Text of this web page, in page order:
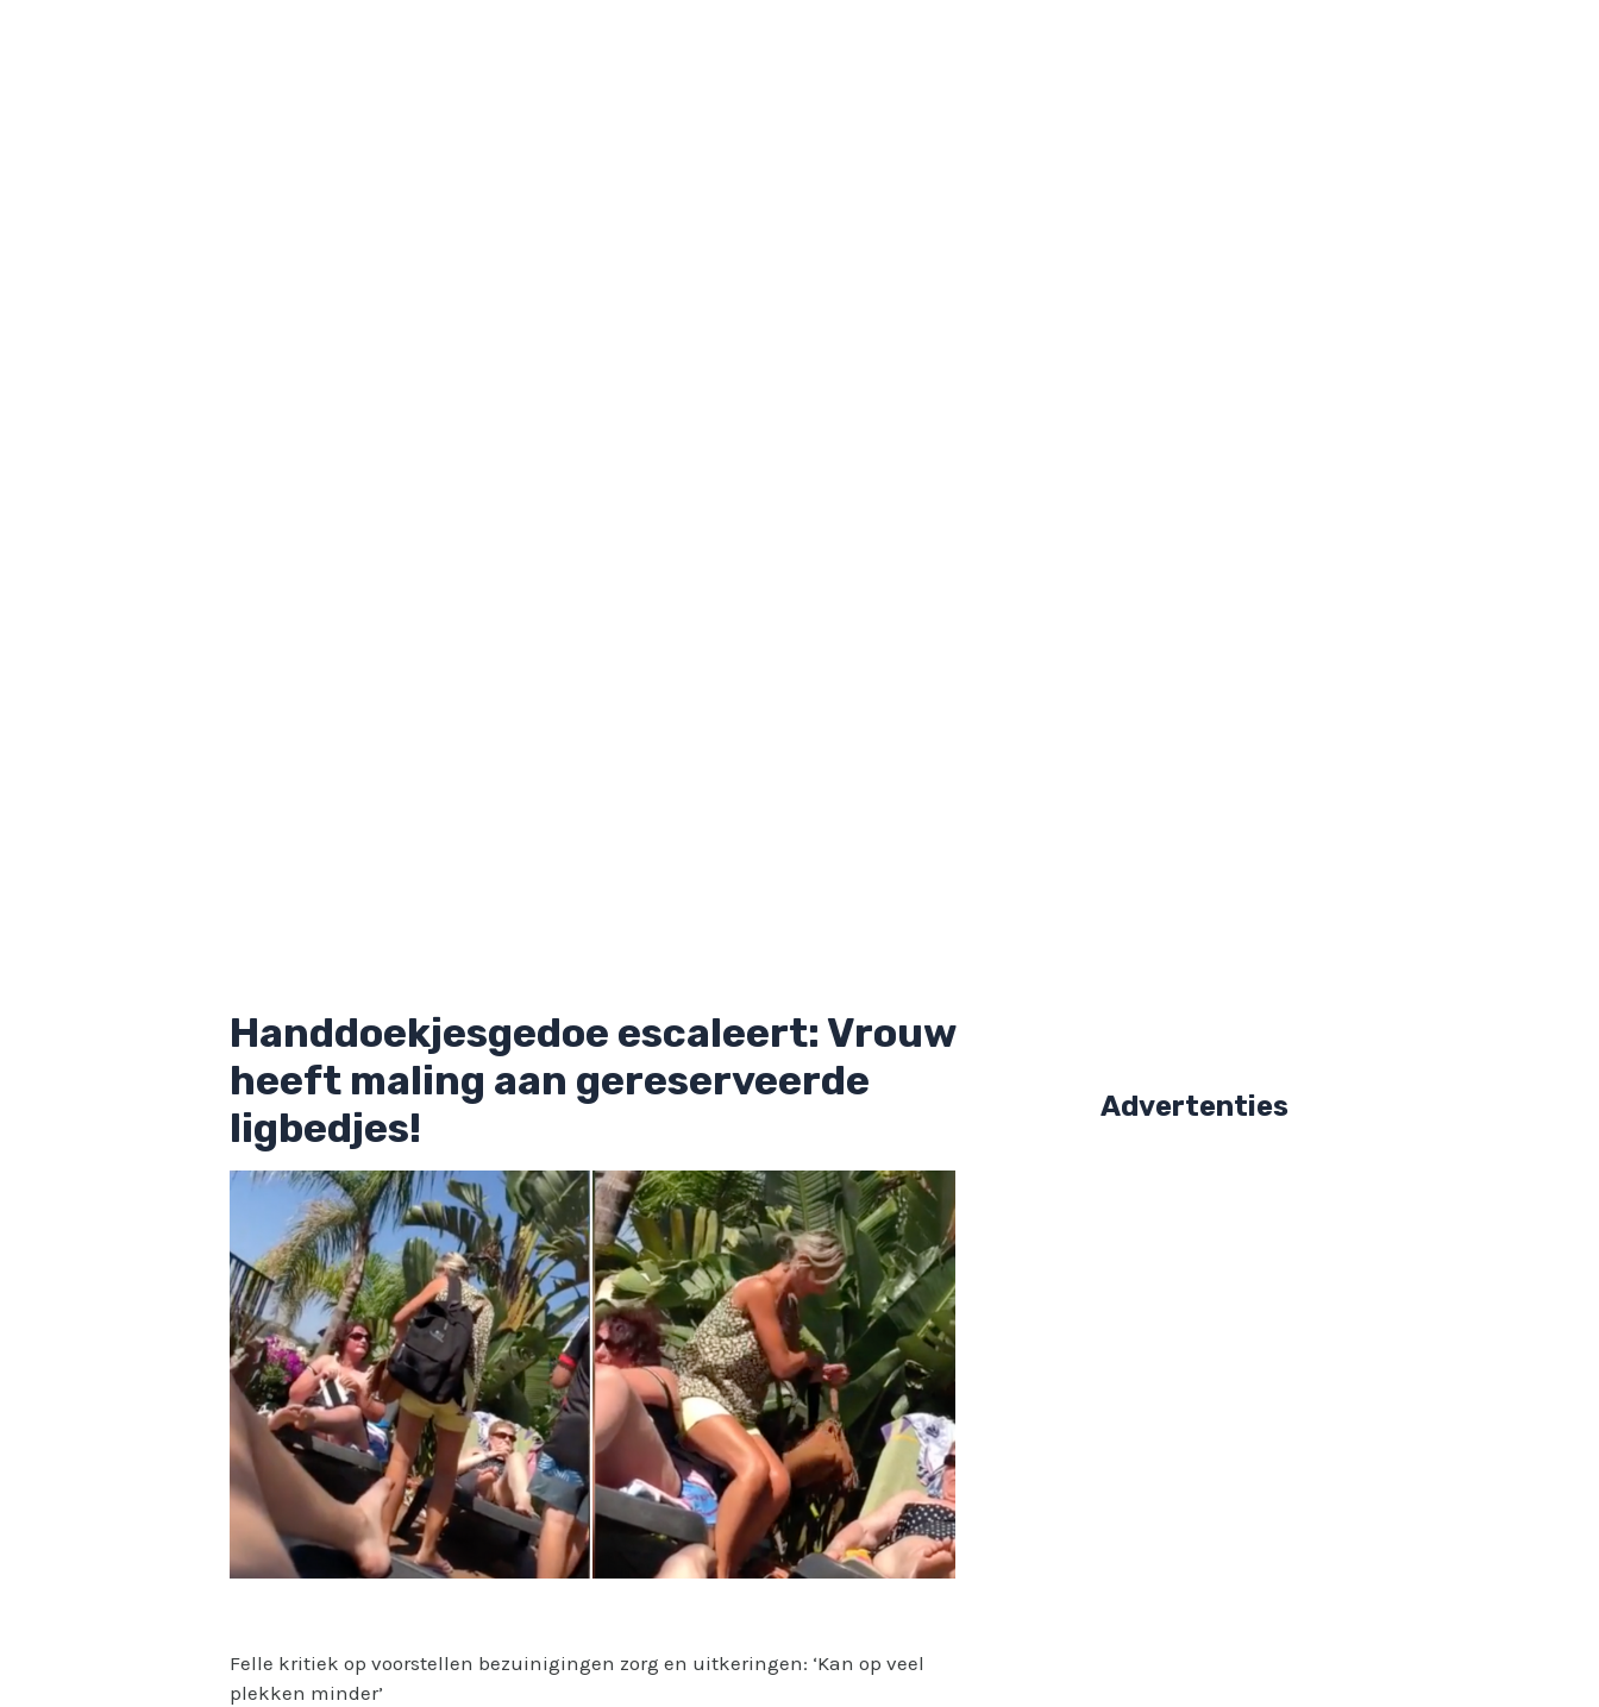
Handdoekjesgedoe escaleert: Vrouw
heeft maling aan gereserveerde
ligbedjes!
Felle kritiek op voorstellen bezuinigingen zorg en uitkeringen: ‘Kan op veel
plekken minder’
Advertenties